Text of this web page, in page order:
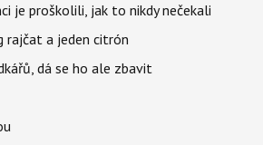
je proškolili, jak to nikdy nečekali
rajčat a jeden citrón
dá se ho ale zbavit